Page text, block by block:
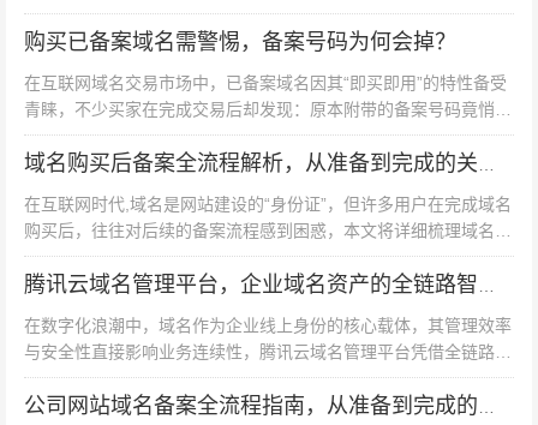
案系统中添加域名列表；
海外服务器：若服务器在香港或海外，无需备案，但国内
访问速度可能受影响，需权衡利弊。
备案后的维护要点
备案通过后,需定期登录备案系统更新联系方式，确保通信
管理局可联系到负责人，需关注工信部动态，如备案政策
调整或“空壳网站”清理行动，避免因信息过期导致备案被
注销。
公司备案域名看似繁琐,实则是有章可循的标准化流程，只
要提前准备齐全材料，选择正规服务商，并严格遵循各地
通信管理局的要求，就能高效完成备案，合规运营不仅是
购买已备案域名需警惕，备案号码为何会掉？
在互联网域名交易市场中，已备案域名因其“即买即用”的特性备受
青睐，不少买家在完成交易后却发现：原本附带的备案号码竟悄然
失效，这一现象不仅影响网站正常运营，更可能带来法律风险，本
文将深度解析“购买已备案...
在互联网时代,域名是网站建设的“身份证”，但许多用户在完成域名
购买后，往往对后续的备案流程感到困惑，本文将详细梳理域名备
案的全流程，帮助您高效完成备案，确保网站合法合规上线。 备
案前的必要准备...
在数字化浪潮中，域名作为企业线上身份的核心载体，其管理效率
与安全性直接影响业务连续性，腾讯云域名管理平台凭借全链路服
务能力、智能化操作体验与安全防护体系，成为企业域名资产管理
的首选工具，助力企业在云原...